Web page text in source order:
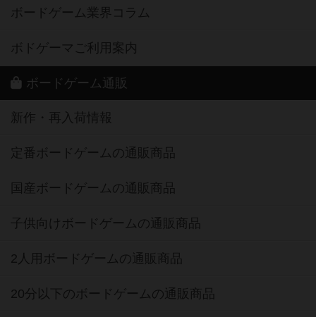
ボードゲーム業界コラム
ボドゲーマご利用案内
ボードゲーム通販
新作・再入荷情報
定番ボードゲームの通販商品
国産ボードゲームの通販商品
子供向けボードゲームの通販商品
2人用ボードゲームの通販商品
20分以下のボードゲームの通販商品